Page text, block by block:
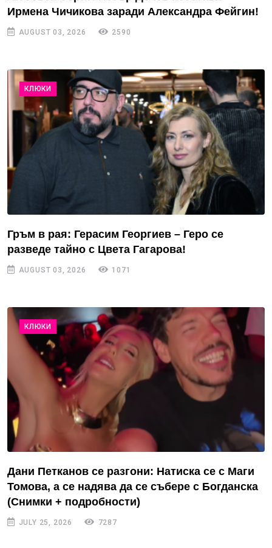
Ирмена Чичикова заради Александра Фейгин!
AUGUST 03, 2026 2590
КЛЮКИ
Гръм в рая: Герасим Георгиев – Геро се
разведе тайно с Цвета Гагарова!
AUGUST 03, 2026 1071
КЛЮКИ
Дани Петканов се разгони: Натиска се с Маги
Томова, а се надява да се събере с Богданска
(Снимки + подробности)
JULY 25, 2026 7287